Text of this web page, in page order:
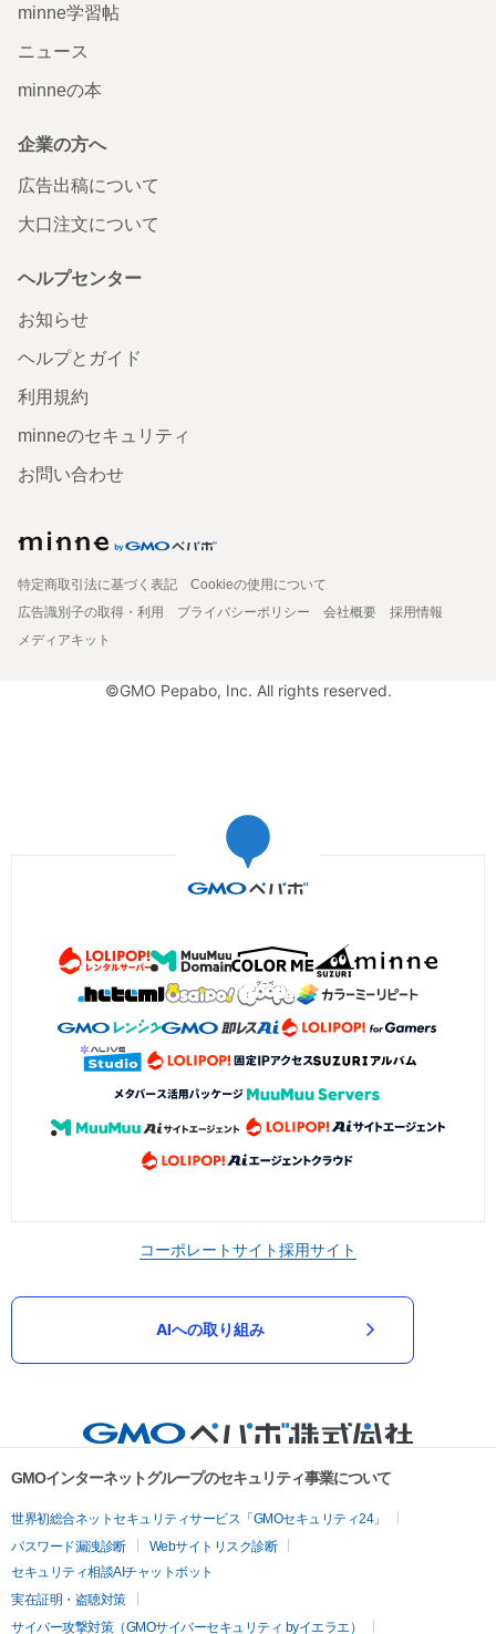
minne学習帖
ニュース
minneの本
企業の方へ
広告出稿について
大口注文について
ヘルプセンター
お知らせ
ヘルプとガイド
利用規約
minneのセキュリティ
お問い合わせ
特定商取引法に基づく表記
Cookieの使用について
広告識別子の取得・利用
プライバシーポリシー 会社概要
採用情報
メディアキット
©GMO Pepabo, Inc. All rights reserved.
コーポレートサイト採用サイト
AIへの取り組み
GMOインターネットグループのセキュリティ事業について
世界初総合ネットセキュリティサービス「GMOセキュリティ24」
パスワード漏洩診断
Webサイトリスク診断
セキュリティ相談AIチャットボット
実在証明・盗聴対策
サイバー攻撃対策（GMOサイバーセキュリティ byイエラエ）